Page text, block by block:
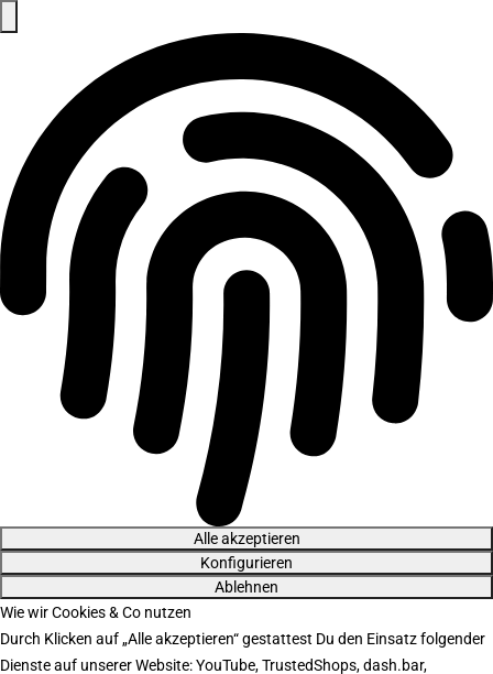
Alle akzeptieren
Konfigurieren
Ablehnen
Wie wir Cookies & Co nutzen
Durch Klicken auf „Alle akzeptieren“ gestattest Du den Einsatz folgender
Dienste auf unserer Website: YouTube, TrustedShops, dash.bar,